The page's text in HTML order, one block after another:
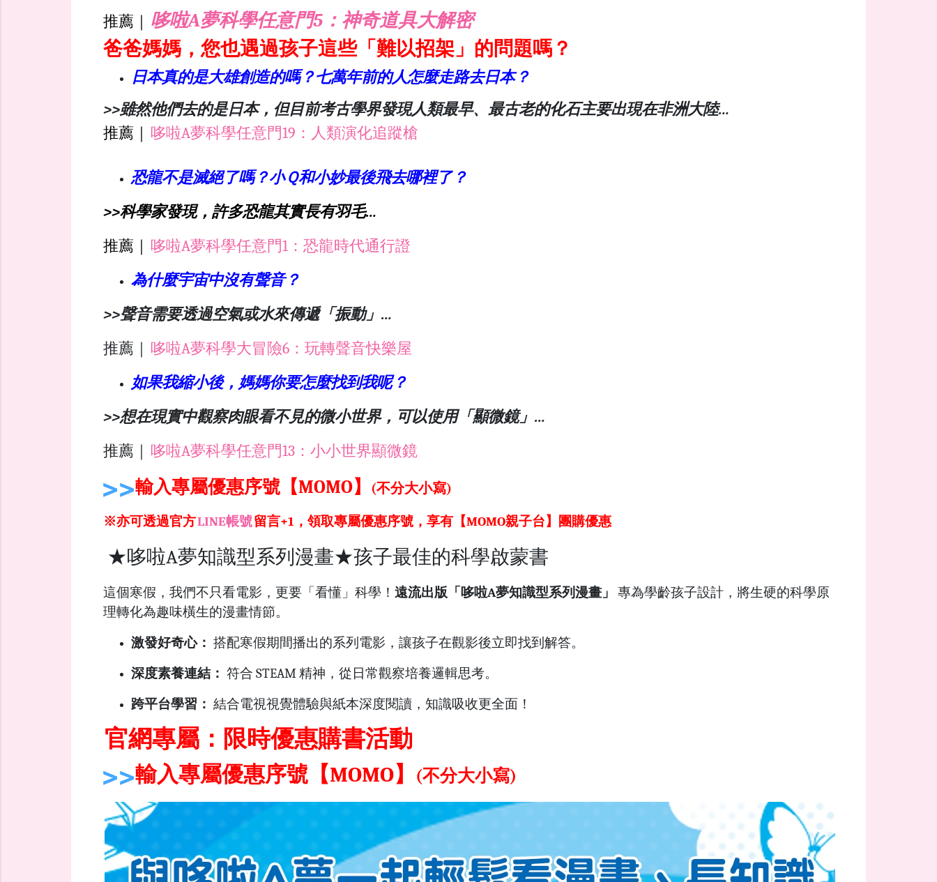
推薦｜ 哆啦A夢科學任意門5：神奇道具大解密
爸爸媽媽，您也遇過孩子這些「難以招架」的問題嗎？
日本真的是大雄創造的嗎？七萬年前的人怎麼走路去日本？
>>雖然他們去的是日本，但目前考古學界發現人類最早、最古老的化石主要出現在非洲大陸…
推薦｜ 哆啦A夢科學任意門19：人類演化追蹤槍
恐龍不是滅絕了嗎？小Ｑ和小妙最後飛去哪裡了？
>>科學家發現，許多恐龍其實長有羽毛…
推薦｜ 哆啦A夢科學任意門1：恐龍時代通行證
為什麼宇宙中沒有聲音？
>>聲音需要透過空氣或水來傳遞「振動」…
推薦｜ 哆啦A夢科學大冒險6：玩轉聲音快樂屋
如果我縮小後，媽媽你要怎麼找到我呢？
>>想在現實中觀察肉眼看不見的微小世界，可以使用「顯微鏡」…
推薦｜ 哆啦A夢科學任意門13：小小世界顯微鏡
輸入專屬優惠序號【MOMO】 (不分大小寫)
※亦可透過官方LINE帳號留言+1，領取專屬優惠序號，享有【MOMO親子台】團購優惠
★哆啦A夢知識型系列漫畫★孩子最佳的科學啟蒙書
這個寒假，我們不只看電影，更要「看懂」科學！ 遠流出版「哆啦A夢知識型系列漫畫」
專為學齡孩子設計，將生硬的科學原
理轉化為趣味橫生的漫畫情節。
激發好奇心： 搭配寒假期間播出的系列電影，讓孩子在觀影後立即找到解答。
深度素養連結： 符合 STEAM 精神，從日常觀察培養邏輯思考。
跨平台學習： 結合電視視覺體驗與紙本深度閱讀，知識吸收更全面！
官網專屬：限時優惠購書活動
輸入專屬優惠序號【MOMO】 (不分大小寫)